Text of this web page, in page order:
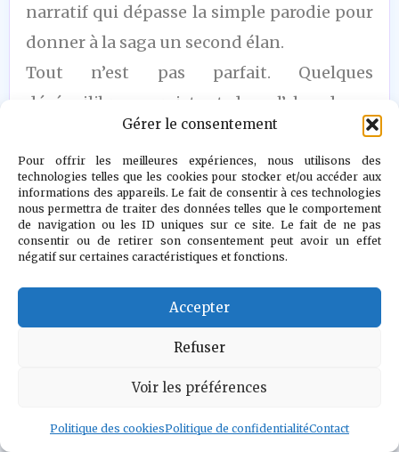
Gérer le consentement
Pour offrir les meilleures expériences, nous utilisons des
technologies telles que les cookies pour stocker et/ou accéder aux
informations des appareils. Le fait de consentir à ces technologies
nous permettra de traiter des données telles que le comportement
de navigation ou les ID uniques sur ce site. Le fait de ne pas
consentir ou de retirer son consentement peut avoir un effet
négatif sur certaines caractéristiques et fonctions.
Accepter
Refuser
Voir les préférences
Politique des cookiesPolitique de confidentialitéContact
narratif qui dépasse la simple parodie pour
donner à la saga un second élan.
Tout n’est pas parfait. Quelques
déséquilibres persistent dans l’abondance
du loot, certains dialogues s’égarent encore
dans la caricature, et la surabondance
d’effets visuels peut brouiller l’action. Mais
ces défauts ne pèsent pas lourd face à
l’énergie brute de l’ensemble, à la fluidité
technique, à la générosité du contenu et à
l’ivresse du chaos. Borderlands 4 n’est pas
une simple suite : c’est une renaissance.